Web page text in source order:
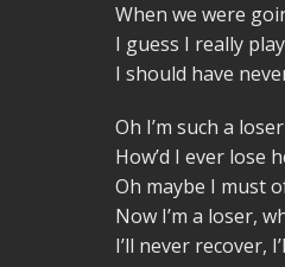
When we were
I guess I really
I should have
Oh I’m such a loser
How’d I ever lose
Oh maybe I must
Now I’m a loser,
I’ll never recover,